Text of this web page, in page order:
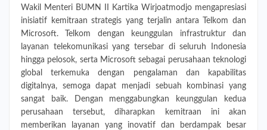
Wakil Menteri BUMN II Kartika Wirjoatmodjo mengapresiasi
inisiatif kemitraan strategis yang terjalin antara Telkom dan
Microsoft. Telkom dengan keunggulan infrastruktur dan
layanan telekomunikasi yang tersebar di seluruh Indonesia
hingga pelosok, serta Microsoft sebagai perusahaan teknologi
global terkemuka dengan pengalaman dan kapabilitas
digitalnya, semoga dapat menjadi sebuah kombinasi yang
sangat baik. Dengan menggabungkan keunggulan kedua
perusahaan tersebut, diharapkan kemitraan ini akan
memberikan layanan yang inovatif dan berdampak besar